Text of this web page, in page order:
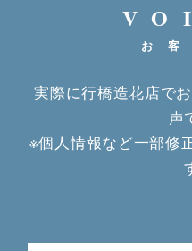
お
実際に行橋造花店で
声
※個人情報など一部修